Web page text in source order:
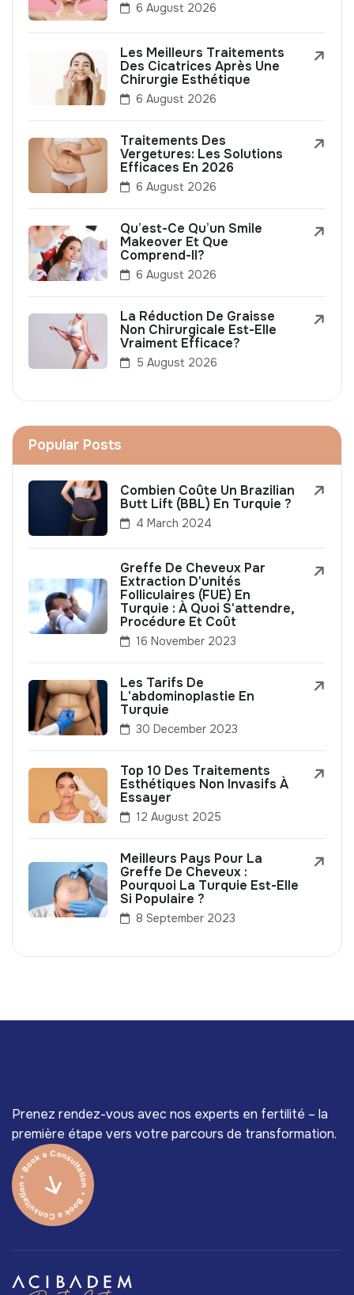
6 August 2026
Les Meilleurs Traitements
Des Cicatrices Après Une
Chirurgie Esthétique
6 August 2026
Traitements Des
Vergetures: Les Solutions
Efficaces En 2026
6 August 2026
Qu’est-Ce Qu’un Smile
Makeover Et Que
Comprend-Il?
6 August 2026
La Réduction De Graisse
Non Chirurgicale Est-Elle
Vraiment Efficace?
5 August 2026
Popular Posts
Combien Coûte Un Brazilian
Butt Lift (BBL) En Turquie ?
4 March 2024
Greffe De Cheveux Par
Extraction D'unités
Folliculaires (FUE) En
Turquie : À Quoi S'attendre,
Procédure Et Coût
16 November 2023
Les Tarifs De
L'abdominoplastie En
Turquie
30 December 2023
Top 10 Des Traitements
Esthétiques Non Invasifs À
Essayer
12 August 2025
Meilleurs Pays Pour La
Greffe De Cheveux :
Pourquoi La Turquie Est-Elle
Si Populaire ?
8 September 2023
Prenez rendez-vous avec nos experts en fertilité – la
première étape vers votre parcours de transformation.